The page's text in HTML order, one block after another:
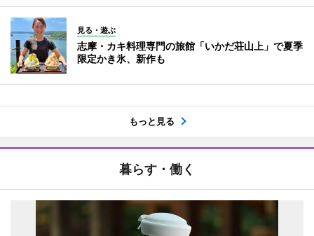
見る・遊ぶ
志摩・カキ料理専門の旅館「いかだ荘山上」で夏季
限定かき氷、新作も
もっと見る
暮らす・働く